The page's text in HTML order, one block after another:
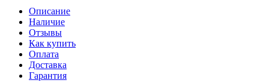
Доставка
Гарантия